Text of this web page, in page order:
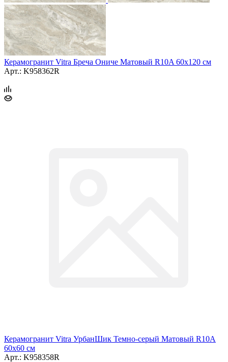
Керамогранит Vitra Бреча Ониче Матовый R10A 60x120 см
Арт.: K958362R
Керамогранит Vitra УрбанШик Темно-серый Матовый R10A
60x60 см
Арт.: K958358R